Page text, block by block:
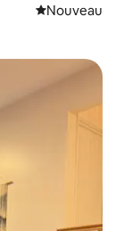
Nouvel
Nouveau